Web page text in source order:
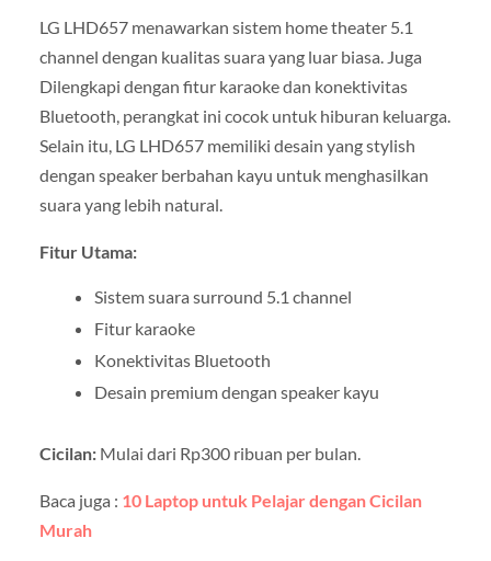
LG LHD657 menawarkan sistem home theater 5.1
channel dengan kualitas suara yang luar biasa. Juga
Dilengkapi dengan fitur karaoke dan konektivitas
Bluetooth, perangkat ini cocok untuk hiburan keluarga.
Selain itu, LG LHD657 memiliki desain yang stylish
dengan speaker berbahan kayu untuk menghasilkan
suara yang lebih natural.
Fitur Utama:
Sistem suara surround 5.1 channel
Fitur karaoke
Konektivitas Bluetooth
Desain premium dengan speaker kayu
Cicilan:Mulai dari Rp300 ribuan per bulan.
Baca juga : 10 Laptop untuk Pelajar dengan Cicilan
Murah